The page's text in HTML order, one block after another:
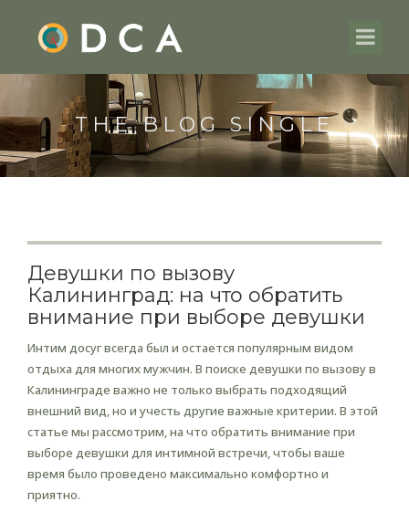
THE BLOG SINGLE
Девушки по вызову
Калининград: на что обратить
внимание при выборе девушки
Интим досуг всегда был и остается популярным видом
отдыха для многих мужчин. В поиске девушки по вызову в
Калининграде важно не только выбрать подходящий
внешний вид, но и учесть другие важные критерии. В этой
статье мы рассмотрим, на что обратить внимание при
выборе девушки для интимной встречи, чтобы ваше
время было проведено максимально комфортно и
приятно.